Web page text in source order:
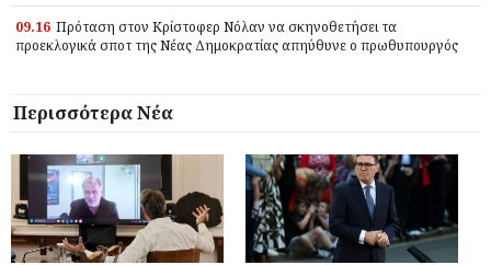
09.16 Πρόταση στον Κρίστοφερ Νόλαν να σκηνοθετήσει τα
προεκλογικά σποτ της Νέας Δημοκρατίας απηύθυνε ο πρωθυπουργός
Περισσότερα Νέα